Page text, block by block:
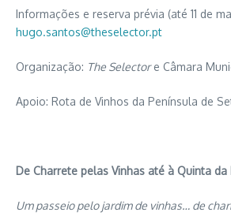
Informações e reserva prévia (até 11 de
hugo.santos@theselector.pt
Organização: The Selectore Câmara
Apoio: Rota de Vinhos da Península de
De Charrete pelas Vinhas até à Quinta da
Um passeio pelo jardim de vinhas… de